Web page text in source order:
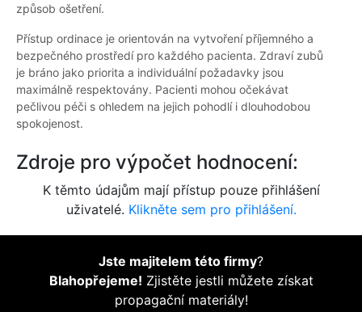
způsob ošetření.
Přístup ordinace je orientován na vytvoření příjemného a
bezpečného prostředí pro každého pacienta. Zdraví zubů
je bráno jako priorita a individuální požadavky jsou
maximálně respektovány. Pacienti mohou očekávat
pečlivou péči s ohledem na jejich pohodlí i dlouhodobou
spokojenost.
Zdroje pro výpočet hodnocení:
K těmto údajům mají přístup pouze přihlášení
uživatelé. Klikněte sem pro přihlášení.
Jste majitelem této firmy?
Blahopřejeme! Zjistěte jestli můžete získat
propagační materiály!